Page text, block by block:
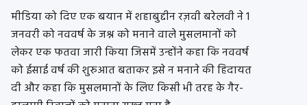
मीडिया को दिए एक बयान में शहाबुद्दीन रज़वी बरेलवी ने 1
जनवरी को नववर्ष के जश्न को मनाने वाले मुसलमानों को
लेकर एक फतवा जारी किया जिसमें उन्होंने कहा कि नववर्ष
को ईसाई वर्ष की शुरुआत बताकर इसे न मनाने की हिदायत
दी और कहा कि मुसलमानों के लिए किसी भी तरह के गैर-